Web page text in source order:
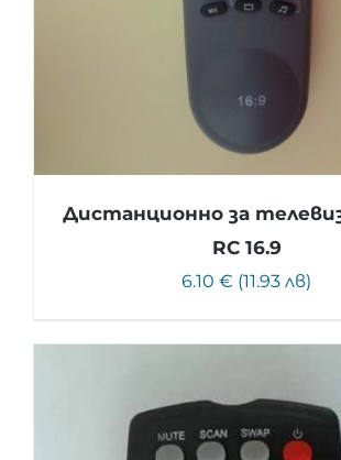
Дистанционно за
RC 16.9
6.10 € (11.93 лв)